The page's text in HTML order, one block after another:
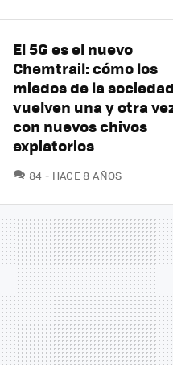
El 5G es el nuevo
Chemtrail: cómo los
miedos de la sociedad
vuelven una y otra
con nuevos chivos
expiatorios
84 COMENTARIOS
HACE 8 AÑOS